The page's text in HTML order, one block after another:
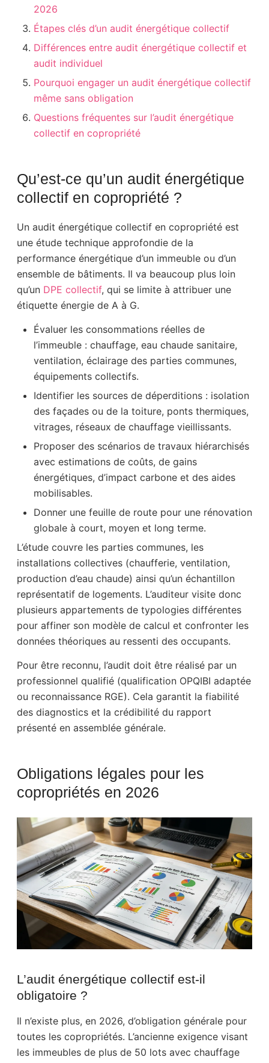
2026
Étapes clés d’un audit énergétique collectif
Différences entre audit énergétique collectif et
audit individuel
Pourquoi engager un audit énergétique collectif
même sans obligation
Questions fréquentes sur l’audit énergétique
collectif en copropriété
Qu’est-ce qu’un audit énergétique
collectif en copropriété ?
Un audit énergétique collectif en copropriété est
une étude technique approfondie de la
performance énergétique d’un immeuble ou d’un
ensemble de bâtiments. Il va beaucoup plus loin
qu’un DPE collectif, qui se limite à attribuer une
étiquette énergie de A à G.
Évaluer les consommations réelles de
l’immeuble : chauffage, eau chaude sanitaire,
ventilation, éclairage des parties communes,
équipements collectifs.
Identifier les sources de déperditions : isolation
des façades ou de la toiture, ponts thermiques,
vitrages, réseaux de chauffage vieillissants.
Proposer des scénarios de travaux hiérarchisés
avec estimations de coûts, de gains
énergétiques, d’impact carbone et des aides
mobilisables.
Donner une feuille de route pour une rénovation
globale à court, moyen et long terme.
L’étude couvre les parties communes, les
installations collectives (chaufferie, ventilation,
production d’eau chaude) ainsi qu’un échantillon
représentatif de logements. L’auditeur visite donc
plusieurs appartements de typologies différentes
pour affiner son modèle de calcul et confronter les
données théoriques au ressenti des occupants.
Pour être reconnu, l’audit doit être réalisé par un
professionnel qualifié (qualification OPQIBI adaptée
ou reconnaissance RGE). Cela garantit la fiabilité
des diagnostics et la crédibilité du rapport
présenté en assemblée générale.
Obligations légales pour les
copropriétés en 2026
L’audit énergétique collectif est-il
obligatoire ?
Il n’existe plus, en 2026, d’obligation générale pour
toutes les copropriétés. L’ancienne exigence visant
les immeubles de plus de 50 lots avec chauffage